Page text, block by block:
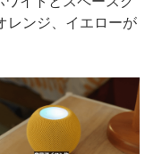
レンジ、イエローが